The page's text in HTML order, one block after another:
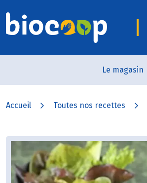
Le magasin
Accueil Toutes nos recettes